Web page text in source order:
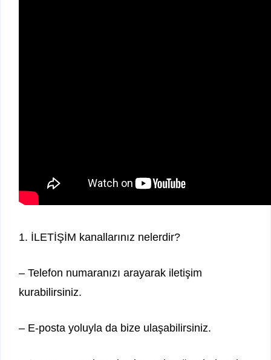
1. İLETİŞİM kanallarınız nelerdir?
– Telefon numaranızı arayarak iletişim
kurabilirsiniz.
– E-posta yoluyla da bize ulaşabilirsiniz.